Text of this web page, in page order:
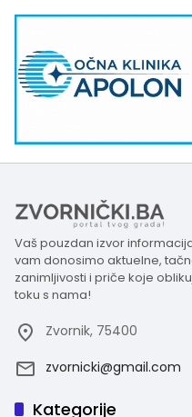
Vaš pouzdan izvor
vam donosimo aktuelne,
zanimljivosti i priče koje
toku s nama!
Zvornik, 75400
zvornicki@gmail.com
Kategorije